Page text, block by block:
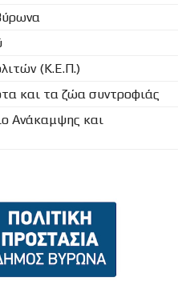
(Κ.Ε.Π.)
και τα ζώα συντροφιάς
Ανάκαμψης και